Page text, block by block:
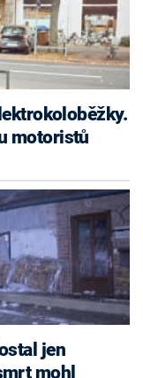
motoristů
jen
mohl